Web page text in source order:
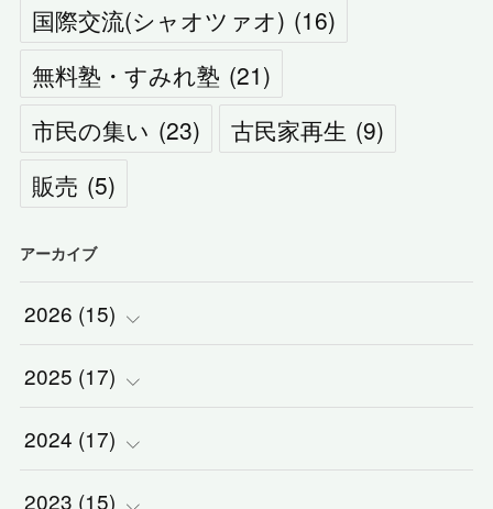
国際交流(シャオツァオ) (16)
無料塾・すみれ塾 (21)
市民の集い (23) 古民家再生 (9)
販売 (5)
アーカイブ
2026 (15)
(1)
(1)
2025 (17)
(2)
2024 (17)
2023 (15)